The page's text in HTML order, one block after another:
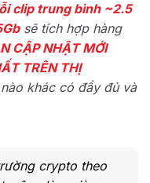
clip trung bình ~2.5
sẽ tích hợp hàng
CẬP NHẬT MỚI
TRÊN THỊ
khác có đầy đủ và
crypto theo